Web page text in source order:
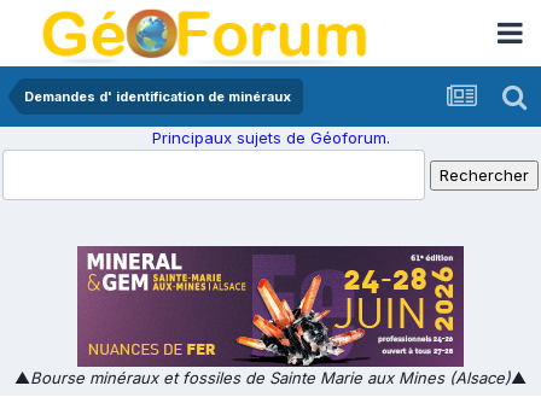
Demandes d' identification de minéraux
Principaux sujets de Géoforum.
▲Bourse minéraux et fossiles de Sainte Marie aux Mines (Alsace)▲